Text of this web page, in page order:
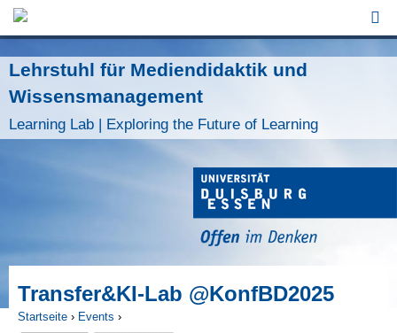
Lehrstuhl für Mediendidaktik und
Wissensmanagement
Learning Lab | Exploring the Future of Learning
Transfer&KI-Lab @KonfBD2025
Startseite › Events ›